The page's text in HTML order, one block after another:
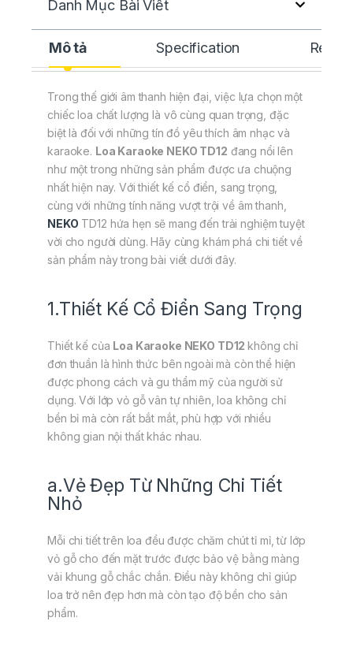
Danh Mục Bài Viết
Mô tả Specification
Trong thế giới âm thanh hiện đại, việc lựa chọn một
chiếc loa chất lượng là vô cùng quan trọng, đặc
biệt là đối với những tín đồ yêu thích âm nhạc và
karaoke. Loa Karaoke NEKO TD12 đang nổi lên
như một trong những sản phẩm được ưa chuộng
nhất hiện nay. Với thiết kế cổ điển, sang trọng,
cùng với những tính năng vượt trội về âm thanh,
NEKO TD12 hứa hẹn sẽ mang đến trải nghiệm tuyệt
vời cho người dùng. Hãy cùng khám phá chi tiết về
sản phẩm này trong bài viết dưới đây.
1.Thiết Kế Cổ Điển Sang Trọng
Thiết kế của Loa Karaoke NEKO TD12không chỉ
đơn thuần là hình thức bên ngoài mà còn thể hiện
được phong cách và gu thẩm mỹ của người sử
dụng. Với lớp vỏ gỗ vân tự nhiên, loa không chỉ
bền bỉ mà còn rất bắt mắt, phù hợp với nhiều
không gian nội thất khác nhau.
a.Vẻ Đẹp Từ Những Chi Tiết
Nhỏ
Mỗi chi tiết trên loa đều được chăm chút tỉ mỉ, từ lớp
vỏ gỗ cho đến mặt trước được bảo vệ bằng màng
vải khung gỗ chắc chắn. Điều này không chỉ giúp
loa trở nên đẹp hơn mà còn tạo độ bền cho sản
phẩm.